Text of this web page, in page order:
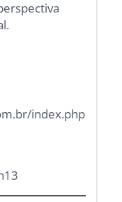
index.php